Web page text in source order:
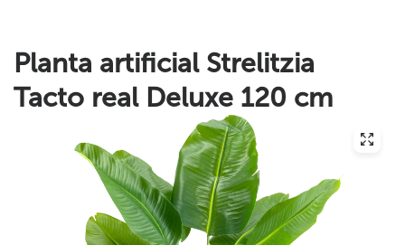
Planta artificial Strelitzia
Tacto real Deluxe 120 cm